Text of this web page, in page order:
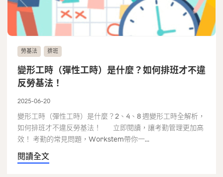
勞基法 排班
變形工時（彈性工時）是什麼？如何排班才不違
反勞基法！
2025-06-20
變形工時（彈性工時）是什麼？2、4、8 週變形工時全解析，
如何排班才不違反勞基法！ 立即閱讀，讓考勤管理更加高
效！ 考勤的常見問題，Workstem帶你一...
閱讀全文